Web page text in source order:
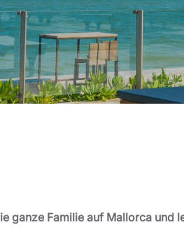
ganze Familie auf Mallorca und